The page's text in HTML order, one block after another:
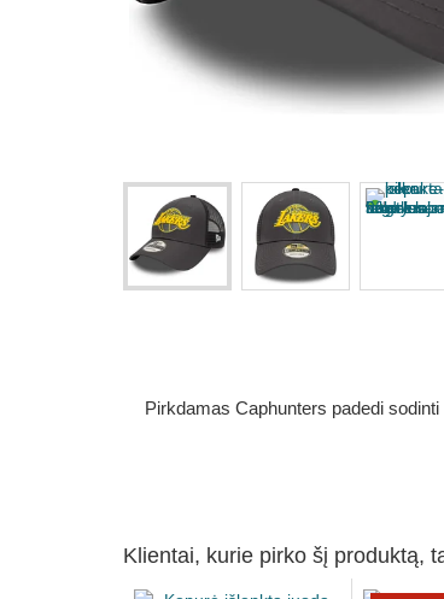
Pirkdamas Caphunters padedi
Klientai, kurie pirko šį produktą,